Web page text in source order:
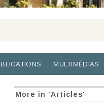
MULTIMÉDIAS
More in 'Articles'